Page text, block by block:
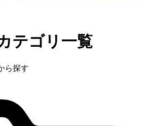
テゴリ一覧
ら探す